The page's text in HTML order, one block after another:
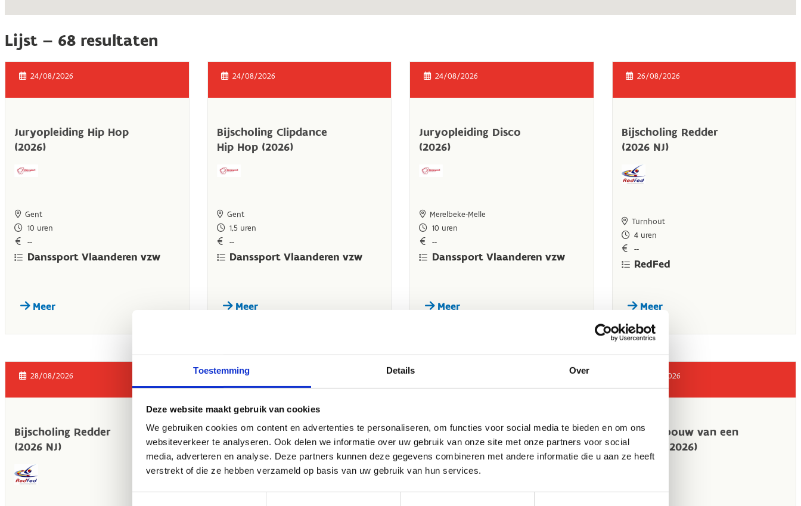
Toestemming Details Over
Deze website maakt gebruik van cookies
We gebruiken cookies om content en advertenties te personaliseren, om functies voor social media te bieden en om ons
websiteverkeer te analyseren. Ook delen we informatie over uw gebruik van onze site met onze partners voor social
media, adverteren en analyse. Deze partners kunnen deze gegevens combineren met andere informatie die u aan ze heeft
verstrekt of die ze hebben verzameld op basis van uw gebruik van hun services.